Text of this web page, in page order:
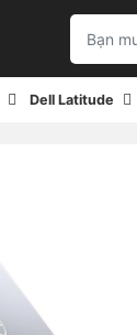
Dell Latitude